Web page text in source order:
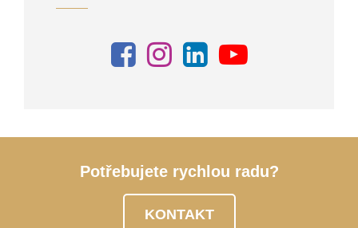
Potřebujete rychlou radu?
KONTAKT